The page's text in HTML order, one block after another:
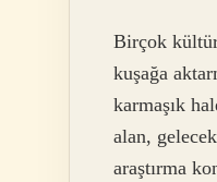
Birçok
kuşağa
karmaşık
alan,
araştırma